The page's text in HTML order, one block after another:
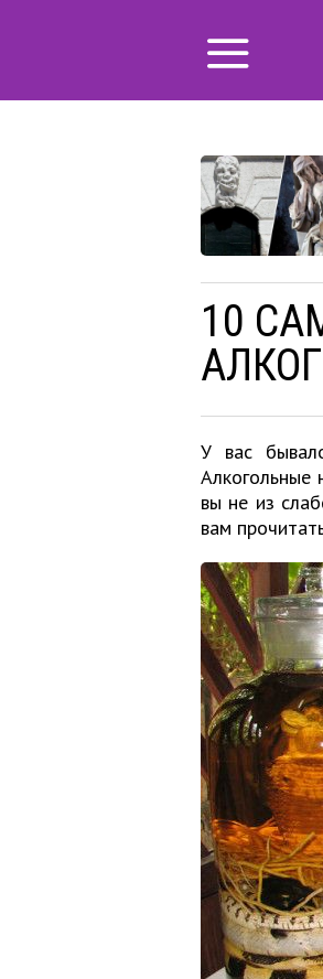
10
У вас
Алкогольные
вы не из
вам